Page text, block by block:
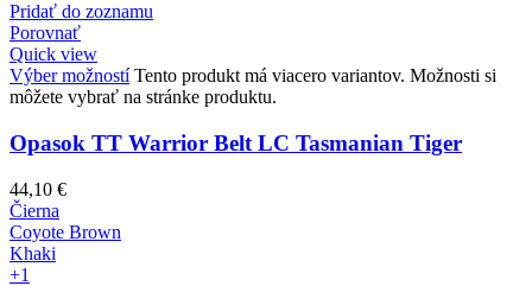
Pridať do zoznamu
Porovnať
Quick view
Výber možností Tento produkt má viacero variantov. Možnosti si
môžete vybrať na stránke produktu.
Opasok TT Warrior Belt LC Tasmanian Tiger
44,10 €
Čierna
Coyote Brown
Khaki
+1